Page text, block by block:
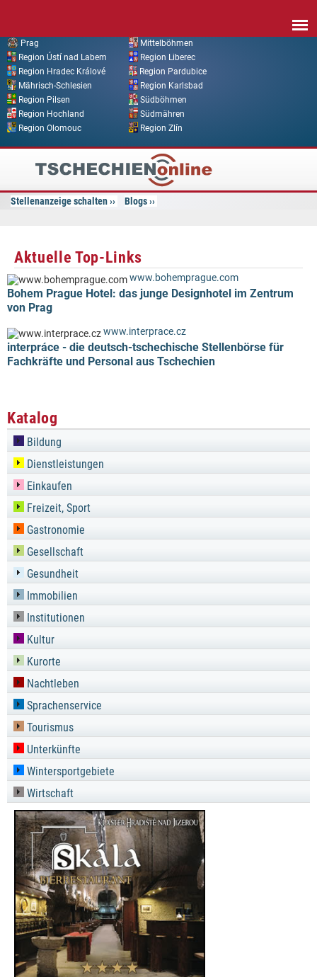
Prag
Mittelböhmen
Region Ústí nad Labem
Region Liberec
Region Hradec Králové
Region Pardubice
Mährisch-Schlesien
Region Karlsbad
Region Pilsen
Südböhmen
Region Hochland
Südmähren
Region Olomouc
Region Zlín
Tschechien
Online
Stellenanzeige schalten Blogs
Aktuelle Top-Links
www.bohemprague.com
Bohem Prague Hotel: das junge Designhotel im Zentrum
von Prag
www.interprace.cz
interpráce - die deutsch-tschechische Stellenbörse für
Fachkräfte und Personal aus Tschechien
Katalog
Bildung
Dienstleistungen
Einkaufen
Freizeit, Sport
Gastronomie
Gesellschaft
Gesundheit
Immobilien
Institutionen
Kultur
Kurorte
Nachtleben
Sprachenservice
Tourismus
Unterkünfte
Wintersportgebiete
Wirtschaft